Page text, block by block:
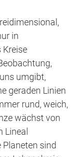
in
umgibt,
geraden Linien
rund, weich,
wächst von
Lineal
Planeten sind